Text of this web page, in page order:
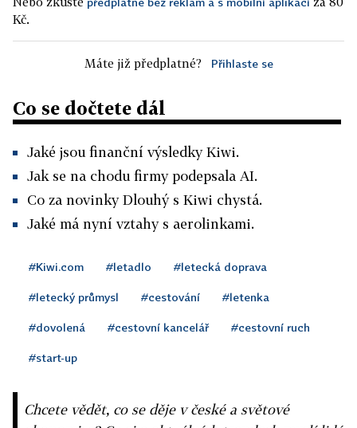
Kč.
Máte již předplatné? Přihlaste se
Co se dočtete dál
Jaké jsou finanční výsledky Kiwi.
Jak se na chodu firmy podepsala AI.
Co za novinky Dlouhý s Kiwi chystá.
Jaké má nyní vztahy s aerolinkami.
#Kiwi.com #letadlo #letecká doprava
#letecký průmysl #cestování #letenka
#dovolená #cestovní kancelář #cestovní ruch
#start-up
Chcete vědět, co se děje v české a světové